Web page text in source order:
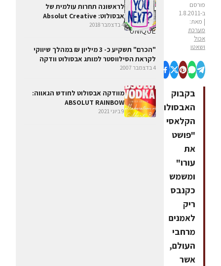
פורסם
ב-1.8.2011
| מאת:
מערכת
אכול
ושאטו
בקבוק
האבסולוט
הקלאסי
"פושט
את
עורו"
ומשמש
כקנבס
ריק
לאמנים
מרחבי
העולם,
אשר
לראשונה תחרות עולמית של
אבסולוט: Absolut Creative
4 בדצמבר 2018
"הכרם" תשקיע כ- 3 מיליון ₪ במהלך שיווקי
לקראת הסילווסטר למותג אבסולוט וודקה
4 בדצמבר 2007
מוודקה אבסולוט לחודש הגאווה:
ABSOLUT RAINBOW
9 ביוני 2021